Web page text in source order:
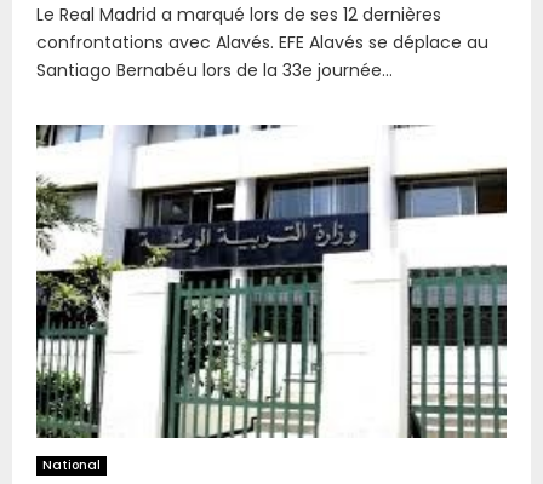
Le Real Madrid a marqué lors de ses 12 dernières
confrontations avec Alavés. EFE Alavés se déplace au
Santiago Bernabéu lors de la 33e journée...
National